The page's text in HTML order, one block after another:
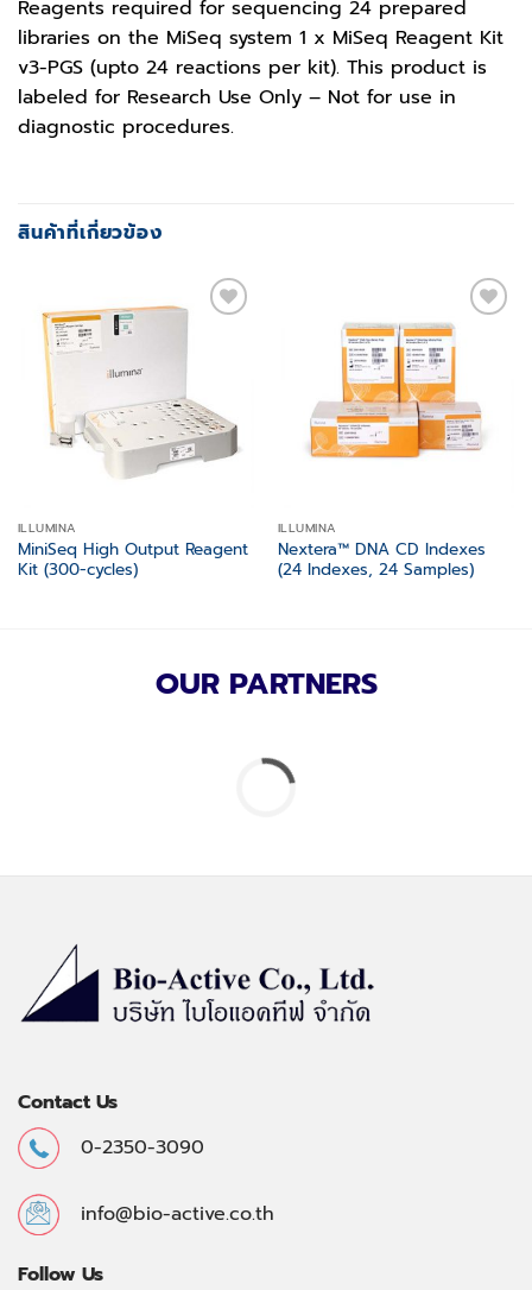
Reagents required for sequencing 24 prepared
libraries on the MiSeq system 1 x MiSeq Reagent Kit
v3-PGS (upto 24 reactions per kit). This product is
labeled for Research Use Only – Not for use in
diagnostic procedures.
สินค้าที่เกี่ยวข้อง
ILLUMINA
MiniSeq High Output Reagent
Kit (300-cycles)
wishlist
ILLUMINA
Nextera™ DNA CD Indexes
(24 Indexes, 24 Samples)
OUR PARTNERS
Contact Us
0-2350-3090
info@bio-active.co.th
Follow Us